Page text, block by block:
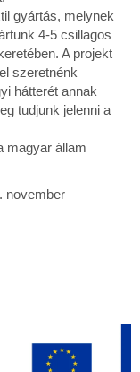
gyártás, melynek
4-5 csillagos
A projekt
szeretnénk
hátterét annak
tudjunk jelenni a
magyar állam
november